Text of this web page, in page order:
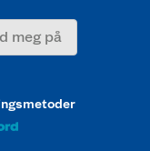
meg på